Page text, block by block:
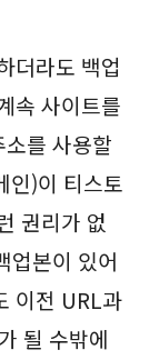
더라도 백업
속 사이트를
를 사용할
)이 티스토
권리가 없
업본이 있어
이전 URL과
될 수밖에